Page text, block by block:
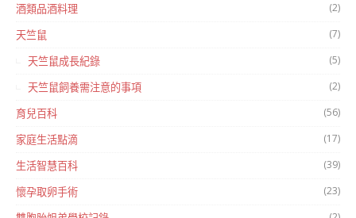
酒類品酒料理 (2)
天竺鼠 (7)
天竺鼠成長紀錄 (5)
天竺鼠飼養需注意的事項 (2)
育兒百科 (56)
家庭生活點滴 (17)
生活智慧百科 (39)
懷孕取卵手術 (23)